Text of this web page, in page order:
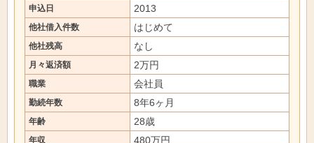
申込日 2013
他社借入件数 はじめて
他社残高 なし
月々返済額 2万円
職業 会社員
勤続年数 8年6ヶ月
年齢 28歳
年収 480万円